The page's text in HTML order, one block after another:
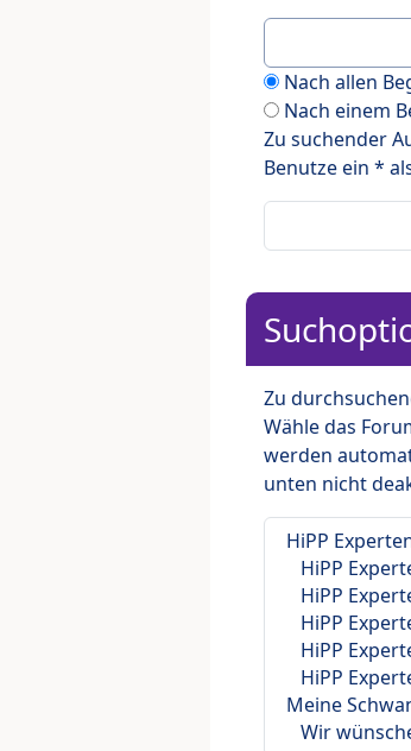
Nach allen
Nach einem
Zu suchender
Benutze ein *
Zu
Wähle das
werden
unten nicht